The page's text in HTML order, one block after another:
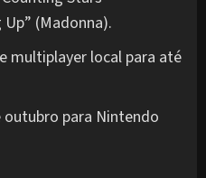
Up” (Madonna).
multiplayer local para até
para Nintendo